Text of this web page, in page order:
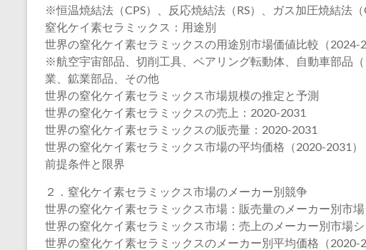
※恒温焼結法（CPS）、反応焼結法（RS）、ガス加圧焼結法
窒化ケイ素セラミックス：用途別
世界の窒化ケイ素セラミックスの用途別市場価値比較（2024-
※航空宇宙部品、切削工具、ベアリング転動体、自動車部品
業、鉱業部品、その他
世界の窒化ケイ素セラミックス市場規模の推定と予測
世界の窒化ケイ素セラミックスの売上：2020-2031
世界の窒化ケイ素セラミックスの販売量：2020-2031
世界の窒化ケイ素セラミックス市場の平均価格（2020-2031）
前提条件と限界
２．窒化ケイ素セラミックス市場のメーカー別競争
世界の窒化ケイ素セラミックス市場：販売量のメーカー別市場
世界の窒化ケイ素セラミックス市場：売上のメーカー別市場シ
世界の窒化ケイ素セラミックスのメーカー別平均価格（2020-